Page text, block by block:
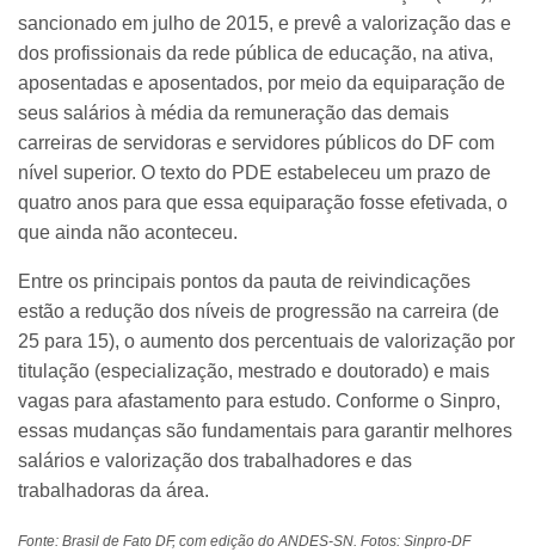
sancionado em julho de 2015, e prevê a valorização das e
dos profissionais da rede pública de educação, na ativa,
aposentadas e aposentados, por meio da equiparação de
seus salários à média da remuneração das demais
carreiras de servidoras e servidores públicos do DF com
nível superior. O texto do PDE estabeleceu um prazo de
quatro anos para que essa equiparação fosse efetivada, o
que ainda não aconteceu.
Entre os principais pontos da pauta de reivindicações
estão a redução dos níveis de progressão na carreira (de
25 para 15), o aumento dos percentuais de valorização por
titulação (especialização, mestrado e doutorado) e mais
vagas para afastamento para estudo. Conforme o Sinpro,
essas mudanças são fundamentais para garantir melhores
salários e valorização dos trabalhadores e das
trabalhadoras da área.
Fonte: Brasil de Fato DF, com edição do ANDES-SN. Fotos: Sinpro-DF